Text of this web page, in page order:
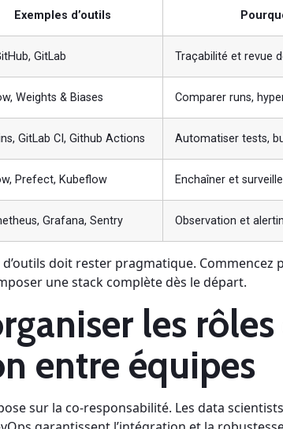
Exemples d’outils
GitLab Traçabilité et revue
Weights & Biases Comparer runs,
GitLab CI, Github Actions Automatiser tests,
Prefect, Kubeflow Enchaîner et
Grafana, Sentry Observation et
doit rester pragmatique. Commencez
une stack complète dès le départ.
les
entre équipes
sur la co-responsabilité. Les data